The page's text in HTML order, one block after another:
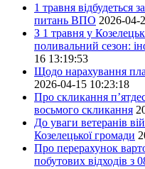
1 травня відбудеться
питань ВПО 2026-04-
З 1 травня у
поливальний сезон:
16 13:19:53
Щодо нарахування
2026-04-15 10:23:18
Про скликання
восьмого скликання
До уваги ветеранів
Козелецької громади
Про перерахунок
побутових відходів з